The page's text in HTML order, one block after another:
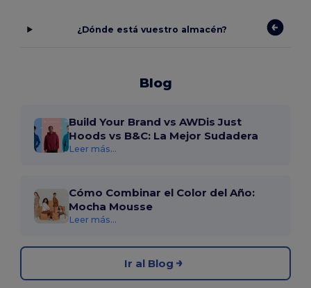
¿Dónde está vuestro almacén?
Blog
Build Your Brand vs AWDis Just
Hoods vs B&C: La Mejor Sudadera
Leer más...
Cómo Combinar el Color del Año:
Mocha Mousse
Leer más...
Ir al Blog